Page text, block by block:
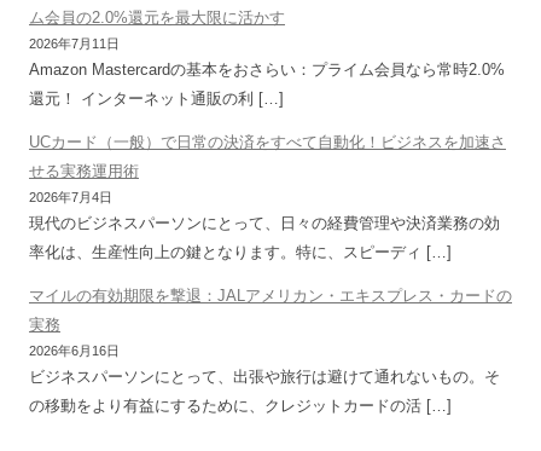
ム会員の2.0%還元を最大限に活かす
2026年7月11日
Amazon Mastercardの基本をおさらい：プライム会員なら常時2.0%
還元！ インターネット通販の利 […]
UCカード（一般）で日常の決済をすべて自動化！ビジネスを加速さ
せる実務運用術
2026年7月4日
現代のビジネスパーソンにとって、日々の経費管理や決済業務の効
率化は、生産性向上の鍵となります。特に、スピーディ […]
マイルの有効期限を撃退：JALアメリカン・エキスプレス・カードの
実務
2026年6月16日
ビジネスパーソンにとって、出張や旅行は避けて通れないもの。そ
の移動をより有益にするために、クレジットカードの活 […]